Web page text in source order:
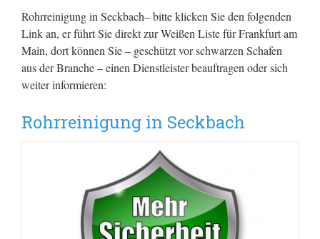
Rohrreinigung in Seckbach– bitte klicken Sie den folgenden
Link an, er führt Sie direkt zur Weißen Liste für Frankfurt am
Main, dort können Sie – geschützt vor schwarzen Schafen
aus der Branche – einen Dienstleister beauftragen oder sich
weiter informieren:
Rohrreinigung in Seckbach